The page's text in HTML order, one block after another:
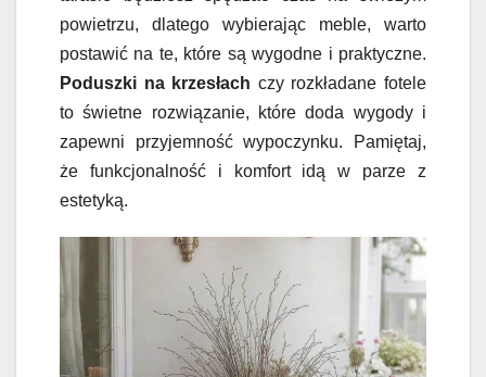
powietrzu, dlatego wybierając meble, warto
postawić na te, które są wygodne i praktyczne.
Poduszki na krzesłach czy rozkładane fotele
to świetne rozwiązanie, które doda wygody i
zapewni przyjemność wypoczynku. Pamiętaj,
że funkcjonalność i komfort idą w parze z
estetyką.